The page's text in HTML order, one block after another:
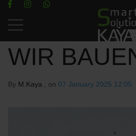
Mobile Menu Toggle
WIR
By M.Kaya , on 07 January 2025 12:05